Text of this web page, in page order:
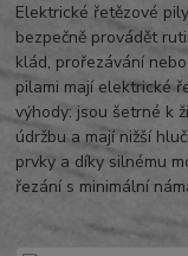
Elektrické řetězové
bezpečně provádět
klád, prořezávání
pilami mají elektrické
výhody: jsou šetrné k
údržbu a mají nižší
prvky a díky silnému
řezání s minimální